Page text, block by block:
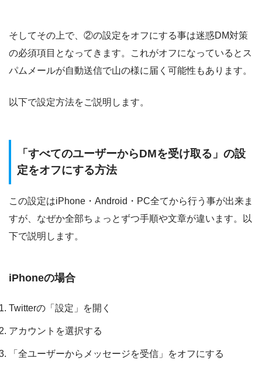
そしてその上で、②の設定をオフにする事は迷惑DM対策
の必須項目となってきます。これがオフになっているとス
パムメールが自動送信で山の様に届く可能性もあります。
以下で設定方法をご説明します。
「すべてのユーザーからDMを受け取る」の設
定をオフにする方法
この設定はiPhone・Android・PC全てから行う事が出来ま
すが、なぜか全部ちょっとずつ手順や文章が違います。以
下で説明します。
iPhoneの場合
Twitterの「設定」を開く
アカウントを選択する
「全ユーザーからメッセージを受信」をオフにする